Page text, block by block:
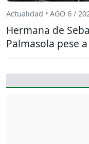
Actualidad • AGO 6 /
Hermana de
Palmasola pese